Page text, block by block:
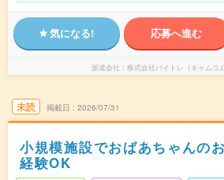
気になる! 応募へ進む
派遣会社 株式会社バイトレ（キャムコ
未読 掲載日 2026/07/31
小規模施設でおばあちゃんの
経験OK